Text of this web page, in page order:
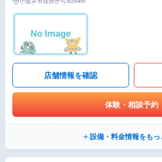
店舗情報を確認
体験・相談予約
設備・料金情報をもっ